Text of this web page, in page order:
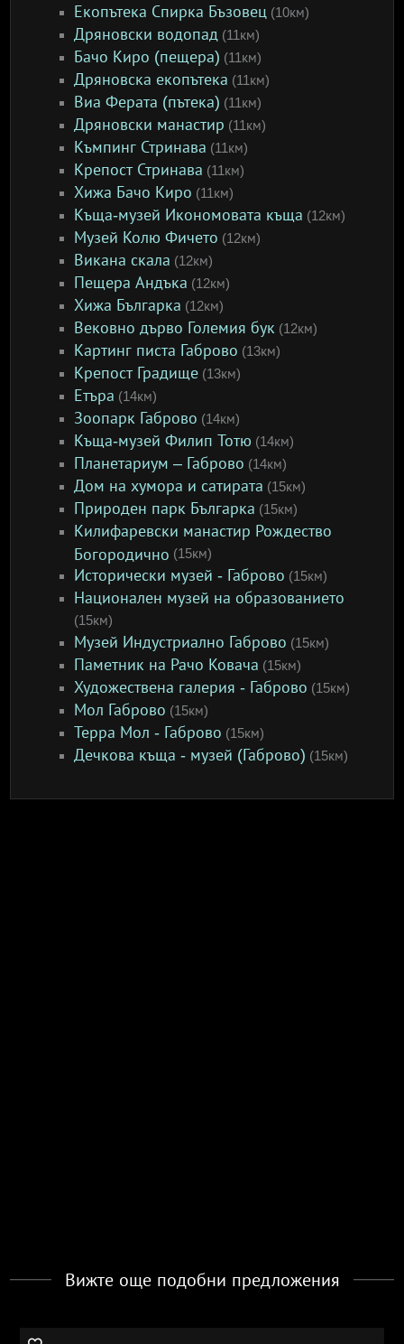
Екопътека Спирка Бъзовец (10км)
Дряновски водопад (11км)
Бачо Киро (пещера) (11км)
Дряновска екопътека (11км)
Виа Ферата (пътека) (11км)
Дряновски манастир (11км)
Къмпинг Стринава (11км)
Крепост Стринава (11км)
Хижа Бачо Киро (11км)
Къща-музей Икономовата къща (12км)
Музей Колю Фичето (12км)
Викана скала (12км)
Пещера Андъка (12км)
Хижа Българка (12км)
Вековно дърво Големия бук (12км)
Картинг писта Габрово (13км)
Крепост Градище (13км)
Етъра (14км)
Зоопарк Габрово (14км)
Къща-музей Филип Тотю (14км)
Планетариум – Габрово (14км)
Дом на хумора и сатирата (15км)
Природен парк Българка (15км)
Килифаревски манастир Рождество
Богородично (15км)
Исторически музей - Габрово (15км)
Национален музей на образованието
(15км)
Музей Индустриално Габрово (15км)
Паметник на Рачо Ковача (15км)
Художествена галерия - Габрово (15км)
Мол Габрово (15км)
Терра Мол - Габрово (15км)
Дечкова къща - музей (Габрово) (15км)
Вижте още подобни предложения